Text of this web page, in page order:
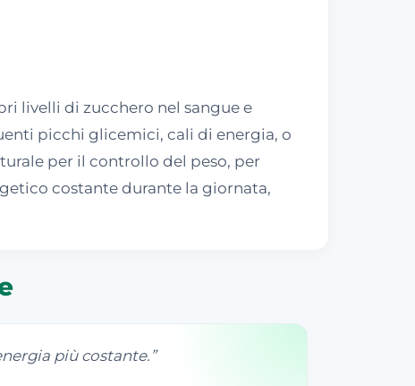
livelli di zucchero nel sangue e
picchi glicemici, cali di energia, o
per il controllo del peso, per
costante durante la giornata,
più costante. ”